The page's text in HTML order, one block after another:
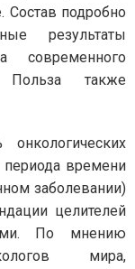
Состав подробно
результаты
современного
Польза также
периода времени
заболевании)
целителей
По мнению
мира,